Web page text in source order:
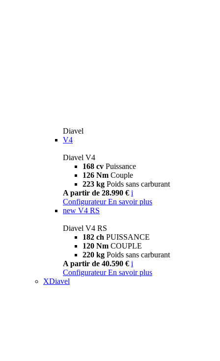
Diavel
V4
Diavel V4
168 cv Puissance
126 Nm Couple
223 kg Poids sans carburant
A partir de 28.990 € i
Configurateur En savoir plus
new V4 RS
Diavel V4 RS
182 ch PUISSANCE
120 Nm COUPLE
220 kg Poids sans carburant
A partir de 40.590 € i
Configurateur En savoir plus
XDiavel